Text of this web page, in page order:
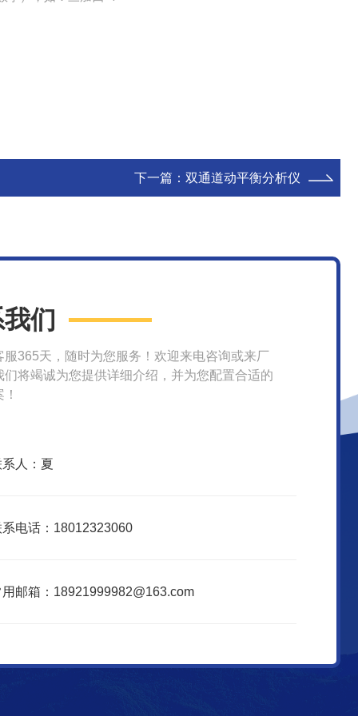
下一篇： 双通道动平衡分析仪
们
服365天，随时为您服务！欢迎来电咨询或来厂
们将竭诚为您提供详细介绍，并为您配置合适的
系人：夏
系电话：18012323060
用邮箱：18921999982@163.com